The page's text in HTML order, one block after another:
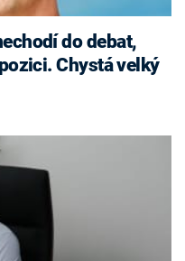
do debat,
Chystá velký